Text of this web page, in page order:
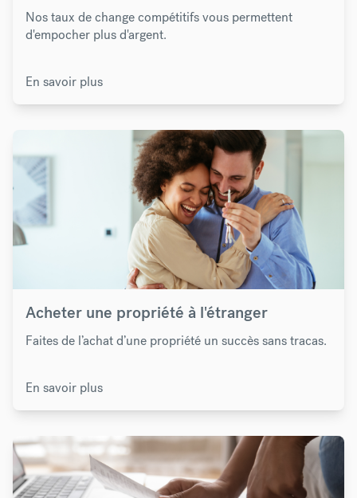
Nos taux de change compétitifs vous permettent
d'empocher plus d'argent.
En savoir plus
Acheter une propriété à l'étranger
Faites de l’achat d’une propriété un succès sans tracas.
En savoir plus